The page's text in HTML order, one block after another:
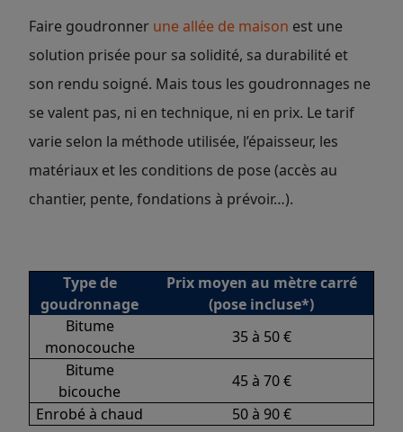
Faire goudronner une allée de maison est une
solution prisée pour sa solidité, sa durabilité et
son rendu soigné. Mais tous les goudronnages ne
se valent pas, ni en technique, ni en prix. Le tarif
varie selon la méthode utilisée, l’épaisseur, les
matériaux et les conditions de pose (accès au
chantier, pente, fondations à prévoir…).
Type de
goudronnage
Prix moyen au mètre carré
(pose incluse*)
Bitume
monocouche
35 à 50 €
Bitume
bicouche
45 à 70 €
Enrobé à chaud
50 à 90 €